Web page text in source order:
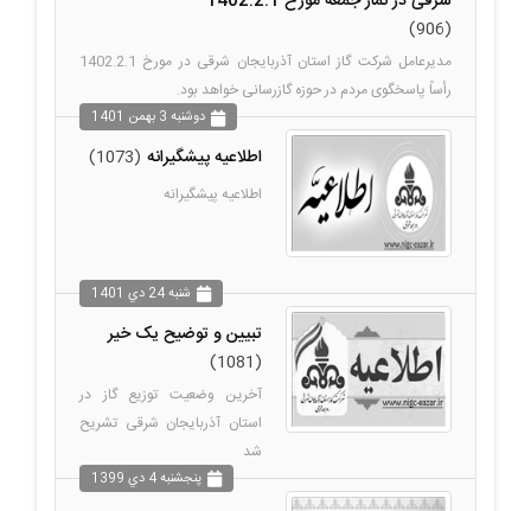
(906)
مدیرعامل شرکت گاز استان آذربایجان شرقی در مورخ 1402.2.1
رأساً پاسخگوی مردم در حوزه گازرسانی خواهد بود.
اطلاعیه پیشگیرانه (1073)
اطلاعیه پیشگیرانه
دوشنبه 3 بهمن 1401
تبیین و توضیح یک خیر
(1081)
آخرین وضعیت توزیع گاز در
استان آذربایجان شرقی تشریح
شد
شنبه 24 دي 1401
پنجشنبه 4 دي 1399